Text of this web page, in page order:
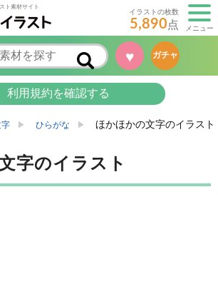
ト素材サイト
イラストの枚数
5,890点 メニュー
♥ ガチャ
利用規約を確認する
字 ひらがな ほかほかの文字のイラスト
字のイラスト